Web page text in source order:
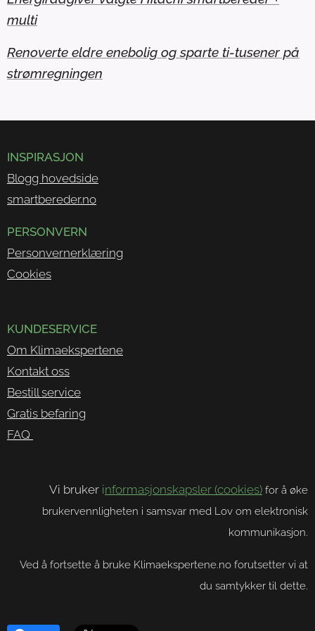
multi
Renoverte eldre enebolig og sparte ti-tusener på
strømregningen
INSPIRASJON
Blogg hovedside
smartbereder.no
PERSONVERN
Personvernerklæring
Cookies
KUNDESERVICE
Om Klimaekspertene
Kontakt oss
Bestill service
Gratis befaring
FAQ
Vi bruker informasjonskapsler (cookies) for å øke
brukervennligheten i samsvar med Lov om elektronisk
kommunikasjon.
Ved å fortsette å bruke Klimaekspertene.no forutsetter vi at
du samtykker til dette.